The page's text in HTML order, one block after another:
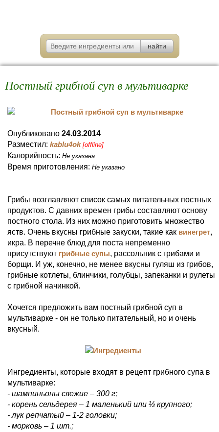
Постный грибной суп в мультиварке
Опубликовано 24.03.2014
Разместил: kablu4ok [offline]
Калорийность: Не указана
Время приготовления: Не указано
Грибы возглавляют список самых питательных постных
продуктов. С давних времен грибы составляют основу
постного стола. Из них можно приготовить множество
яств. Очень вкусны грибные закуски, такие как винегрет,
икра. В перечне блюд для поста непременно
присутствуют грибные супы, рассольник с грибами и
борщи. И уж, конечно, не менее вкусны гуляш из грибов,
грибные котлеты, блинчики, голубцы, запеканки и рулеты
с грибной начинкой.
Хочется предложить вам постный грибной суп в
мультиварке - он не только питательный, но и очень
вкусный.
Ингредиенты, которые входят в рецепт грибного супа в
мультиварке:
- шампиньоны свежие – 300 г;
- корень сельдерея – 1 маленький или ½ крупного;
- лук репчатый – 1-2 головки;
- морковь – 1 шт.;